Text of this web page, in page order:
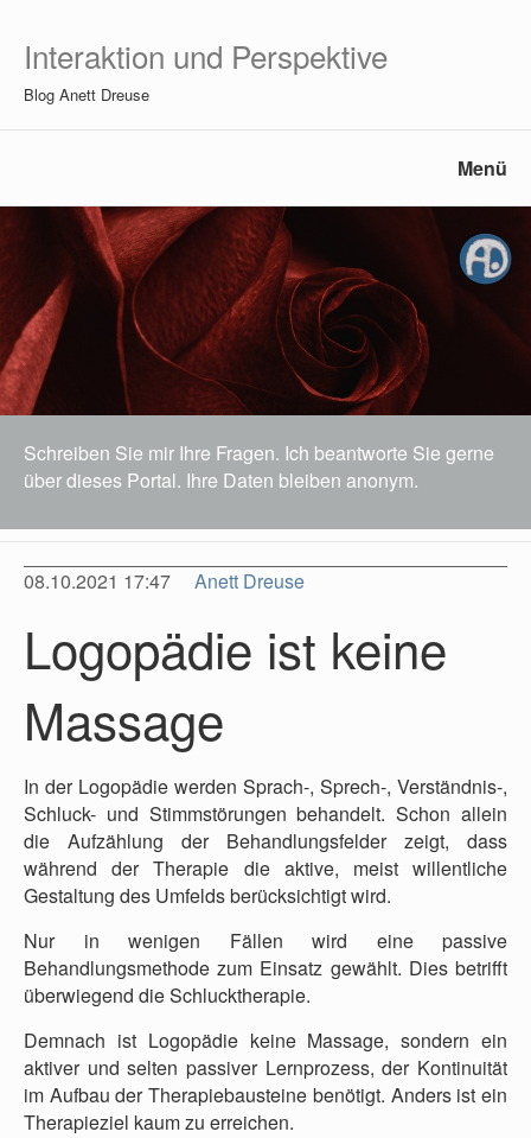
Interaktion und Perspektive
Blog Anett Dreuse
Menü
Schreiben Sie mir Ihre Fragen. Ich beantworte Sie gerne
über dieses Portal. Ihre Daten bleiben anonym.
08.10.2021 17:47 Anett Dreuse
Logopädie ist keine
Massage
In der Logopädie werden Sprach-, Sprech-, Verständnis-,
Schluck- und Stimmstörungen behandelt. Schon allein
die Aufzählung der Behandlungsfelder zeigt, dass
während der Therapie die aktive, meist willentliche
Gestaltung des Umfelds berücksichtigt wird.
Nur in wenigen Fällen wird eine passive
Behandlungsmethode zum Einsatz gewählt. Dies betrifft
überwiegend die Schlucktherapie.
Demnach ist Logopädie keine Massage, sondern ein
aktiver und selten passiver Lernprozess, der Kontinuität
im Aufbau der Therapiebausteine benötigt. Anders ist ein
Therapieziel kaum zu erreichen.